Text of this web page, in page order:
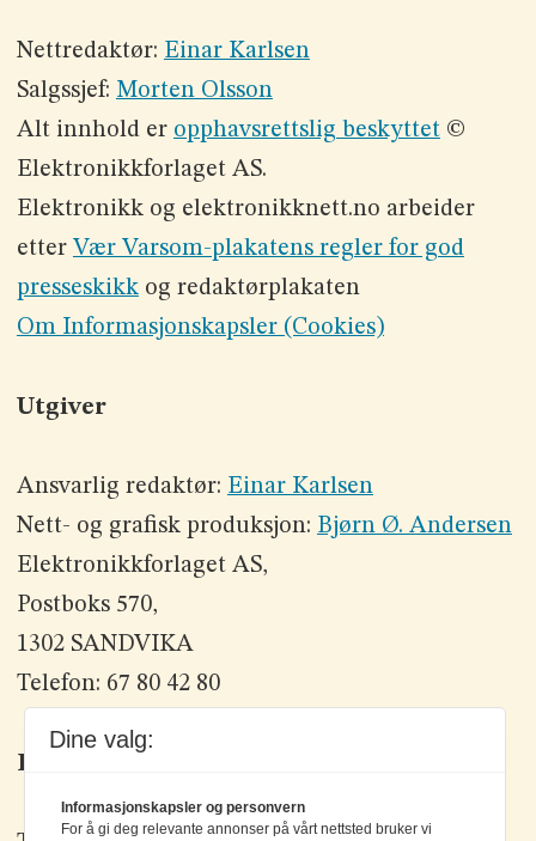
Nettredaktør: Einar Karlsen
Salgssjef: Morten Olsson
Alt innhold er opphavsrettslig beskyttet©
Elektronikkforlaget AS.
Elektronikk og elektronikknett.no arbeider
etter Vær Varsom-plakatens regler for god
presseskikkog redaktørplakaten
Om Informasjonskapsler (Cookies)
Utgiver
Ansvarlig redaktør: Einar Karlsen
Nett- og grafisk produksjon: Bjørn Ø. Andersen
Elektronikkforlaget AS,
Postboks 570,
1302 SANDVIKA
Telefon: 67 80 42 80
Kontakt oss
Dine valg:
Informasjonskapsler og personvern
For å gi deg relevante annonser på vårt nettsted bruker vi